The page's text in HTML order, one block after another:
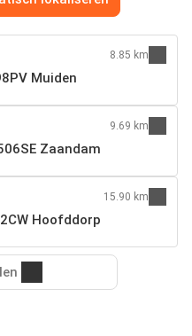
Muiden
8.85 km
Zaandam
9.69 km
Hoofddorp
15.90 km